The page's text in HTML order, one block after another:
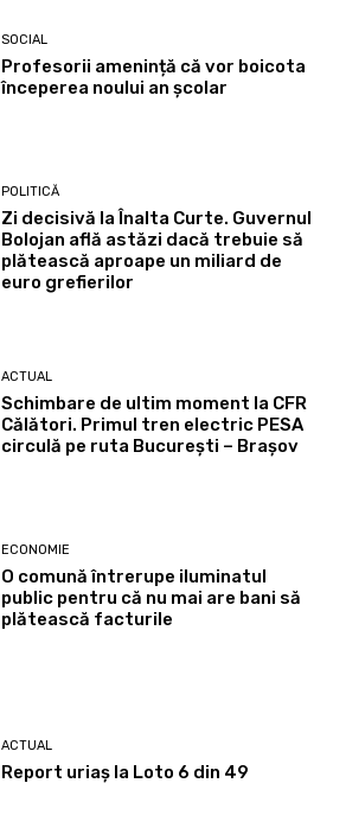
SOCIAL
Profesorii amenință că vor boicota
începerea noului an școlar
POLITICĂ
Zi decisivă la Înalta Curte. Guvernul
Bolojan află astăzi dacă trebuie să
plătească aproape un miliard de
euro grefierilor
ACTUAL
Schimbare de ultim moment la CFR
Călători. Primul tren electric PESA
circulă pe ruta București – Brașov
ECONOMIE
O comună întrerupe iluminatul
public pentru că nu mai are bani să
plătească facturile
ACTUAL
Report uriaș la Loto 6 din 49